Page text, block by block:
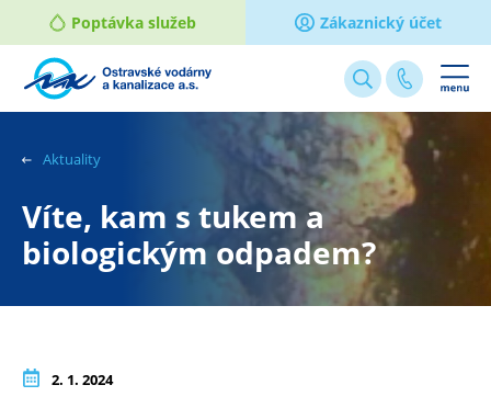
Poptávka služeb Zákaznický účet
Webové
stránky
míruAktuality
Víte, kam s tukem a
biologickým odpadem?
2. 1. 2024